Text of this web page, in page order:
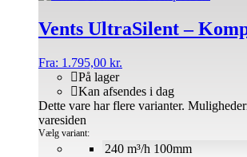
Vents UltraSilent –
Fra: 1.795,00 kr.
På lager
Kan afsendes i dag
Vælg variant:
Dette vare har flere varianter.
varesiden
240 m³/h 100mm